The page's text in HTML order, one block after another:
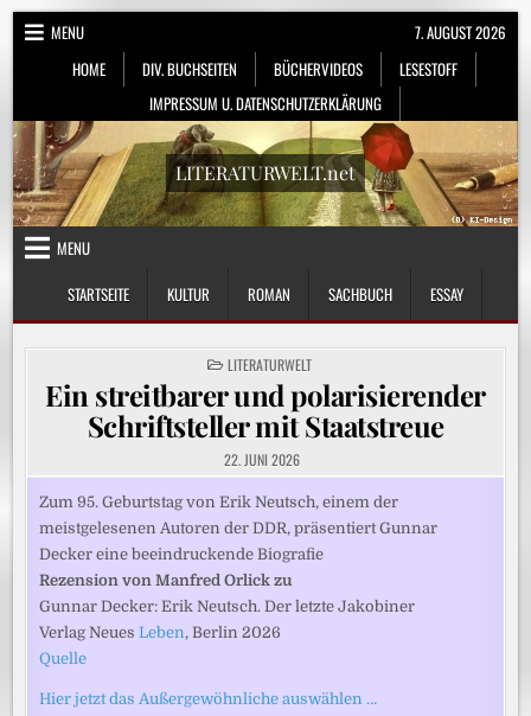
Skip
MENU
HOME
DIV. BUCHSEITEN BÜCHERVIDEOS
LESESTOFF
IMPRESSUM U. DATENSCHUTZERKLÄRUNG
7. AUGUST 2026
LITERATURWELT.net
MENU
STARTSEITE
KULTUR ROMAN SACHBUCH ESSAY
POSTED
IN
LITERATURWELT
Ein streitbarer und polarisierender
Schriftsteller mit Staatstreue
22. JUNI 2026
Zum 95. Geburtstag von Erik Neutsch, einem der
meistgelesenen Autoren der DDR, präsentiert Gunnar
Decker eine beeindruckende Biografie
Rezension von Manfred Orlick zu
Gunnar Decker: Erik Neutsch. Der letzte Jakobiner
Verlag NeuesLeben, Berlin 2026
Quelle
Hier jetzt das Außergewöhnliche auswählen …